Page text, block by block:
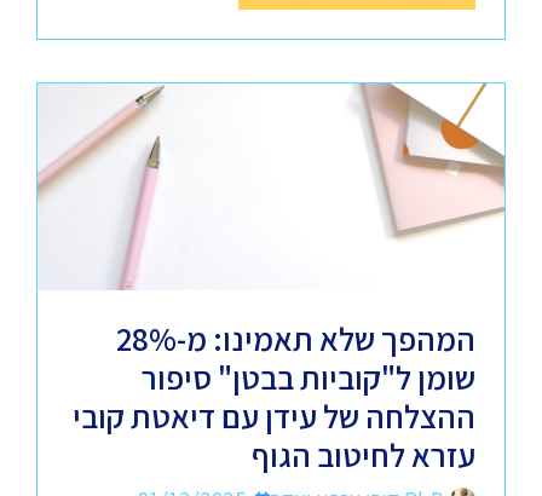
המהפך שלא תאמינו: מ-28%
שומן ל"קוביות בבטן" סיפור
ההצלחה של עידן עם דיאטת קובי
עזרא לחיטוב הגוף